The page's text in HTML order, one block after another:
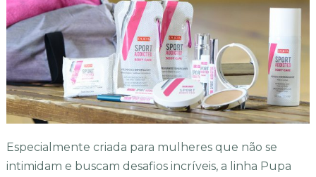
Especialmente criada para mulheres que não se
intimidam e buscam desafios incríveis, a linha Pupa